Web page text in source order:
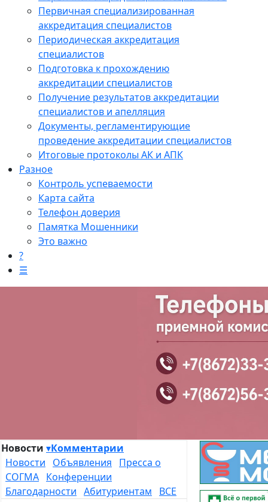
Первичная специализированная
аккредитация специалистов
Периодическая аккредитация
специалистов
Подготовка к прохождению
аккредитации специалистов
Получение результатов аккредитации
специалистов и апелляция
Документы, регламентирующие
проведение аккредитации специалистов
Итоговые протоколы АК и АПК
Разное
Контроль успеваемости
Карта сайта
Телефон доверия
Памятка Мошенники
Это важно
?
☰
Новости ▾Комментарии
Новости
Объявления
Пресса о
СОГМА Конференции
Благодарности Абитуриентам
ВСЕ